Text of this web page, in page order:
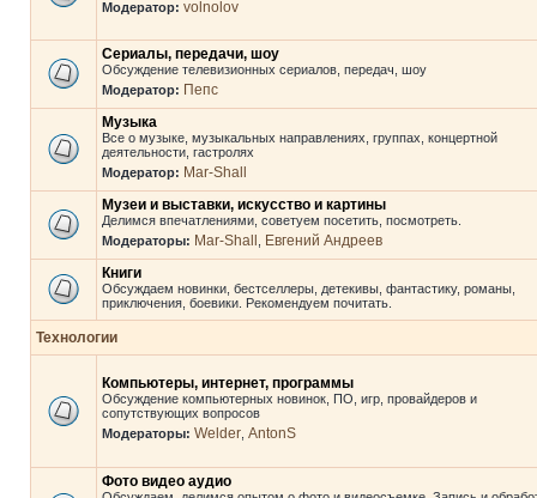
Модератор: volnolov
Сериалы, передачи, шоу
Обсуждение телевизионных сериалов, передач, шоу
Модератор: Пепс
Музыка
Все о музыке, музыкальных направлениях, группах, концертной
деятельности, гастролях
Модератор: Mar-Shall
Музеи и выставки, искусство и картины
Делимся впечатлениями, советуем посетить, посмотреть.
Модераторы: Mar-Shall
Евгений Андреев
Книги
Обсуждаем новинки, бестселлеры, детекивы, фантастику, романы,
приключения, боевики. Рекомендуем почитать.
Технологии
Компьютеры, интернет, программы
Обсуждение компьютерных новинок, ПО, игр, провайдеров и
сопутствующих вопросов
Модераторы: Welder AntonS
Фото видео аудио